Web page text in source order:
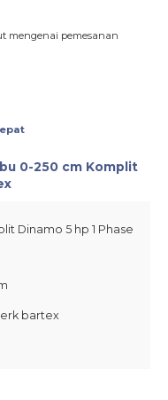
mengenai pemesanan
0-250 cm Komplit
Dinamo 5 hp 1 Phase
bartex